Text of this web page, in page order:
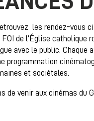
par email
les rendez-vous
de l’Église catholique
avec le public. Chaque
programmation
et sociétales.
de venir aux cinémas du